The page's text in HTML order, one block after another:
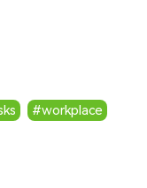
#workplace